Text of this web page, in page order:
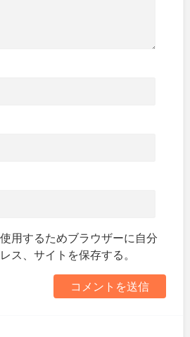
用するためブラウザーに自分
ス、サイトを保存する。